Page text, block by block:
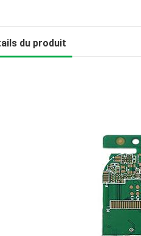
du produit